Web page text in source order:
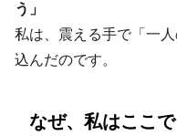
う」
私は、震える手で「一
込んだのです。
なぜ、私はここ